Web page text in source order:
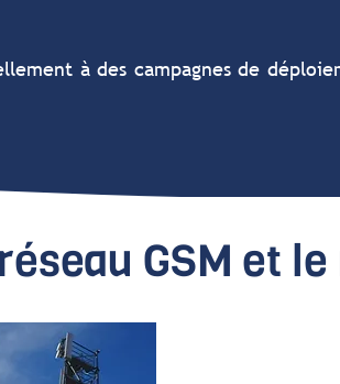
à des campagnes de
GSM et